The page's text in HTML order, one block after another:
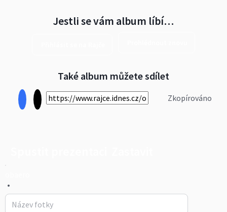
Jestli se vám album líbí…
Také album můžete sdílet
Zkopírováno
•